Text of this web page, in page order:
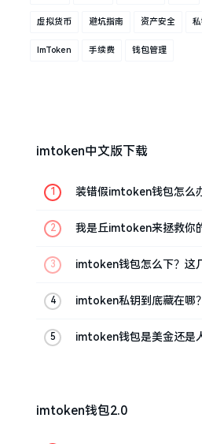
虚拟货币 避坑指南 资产安全 私
ImToken 手续费 钱包管理
imtoken中文版下载
装错假imtoken钱包怎么
我是丘imtoken来拯救你
imtoken钱包怎么下？这
imtoken私钥到底藏在哪
imtoken钱包是美金还是
imtoken钱包2.0